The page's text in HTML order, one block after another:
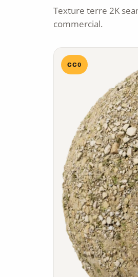
Texture terre 2K
commercial.
CC0